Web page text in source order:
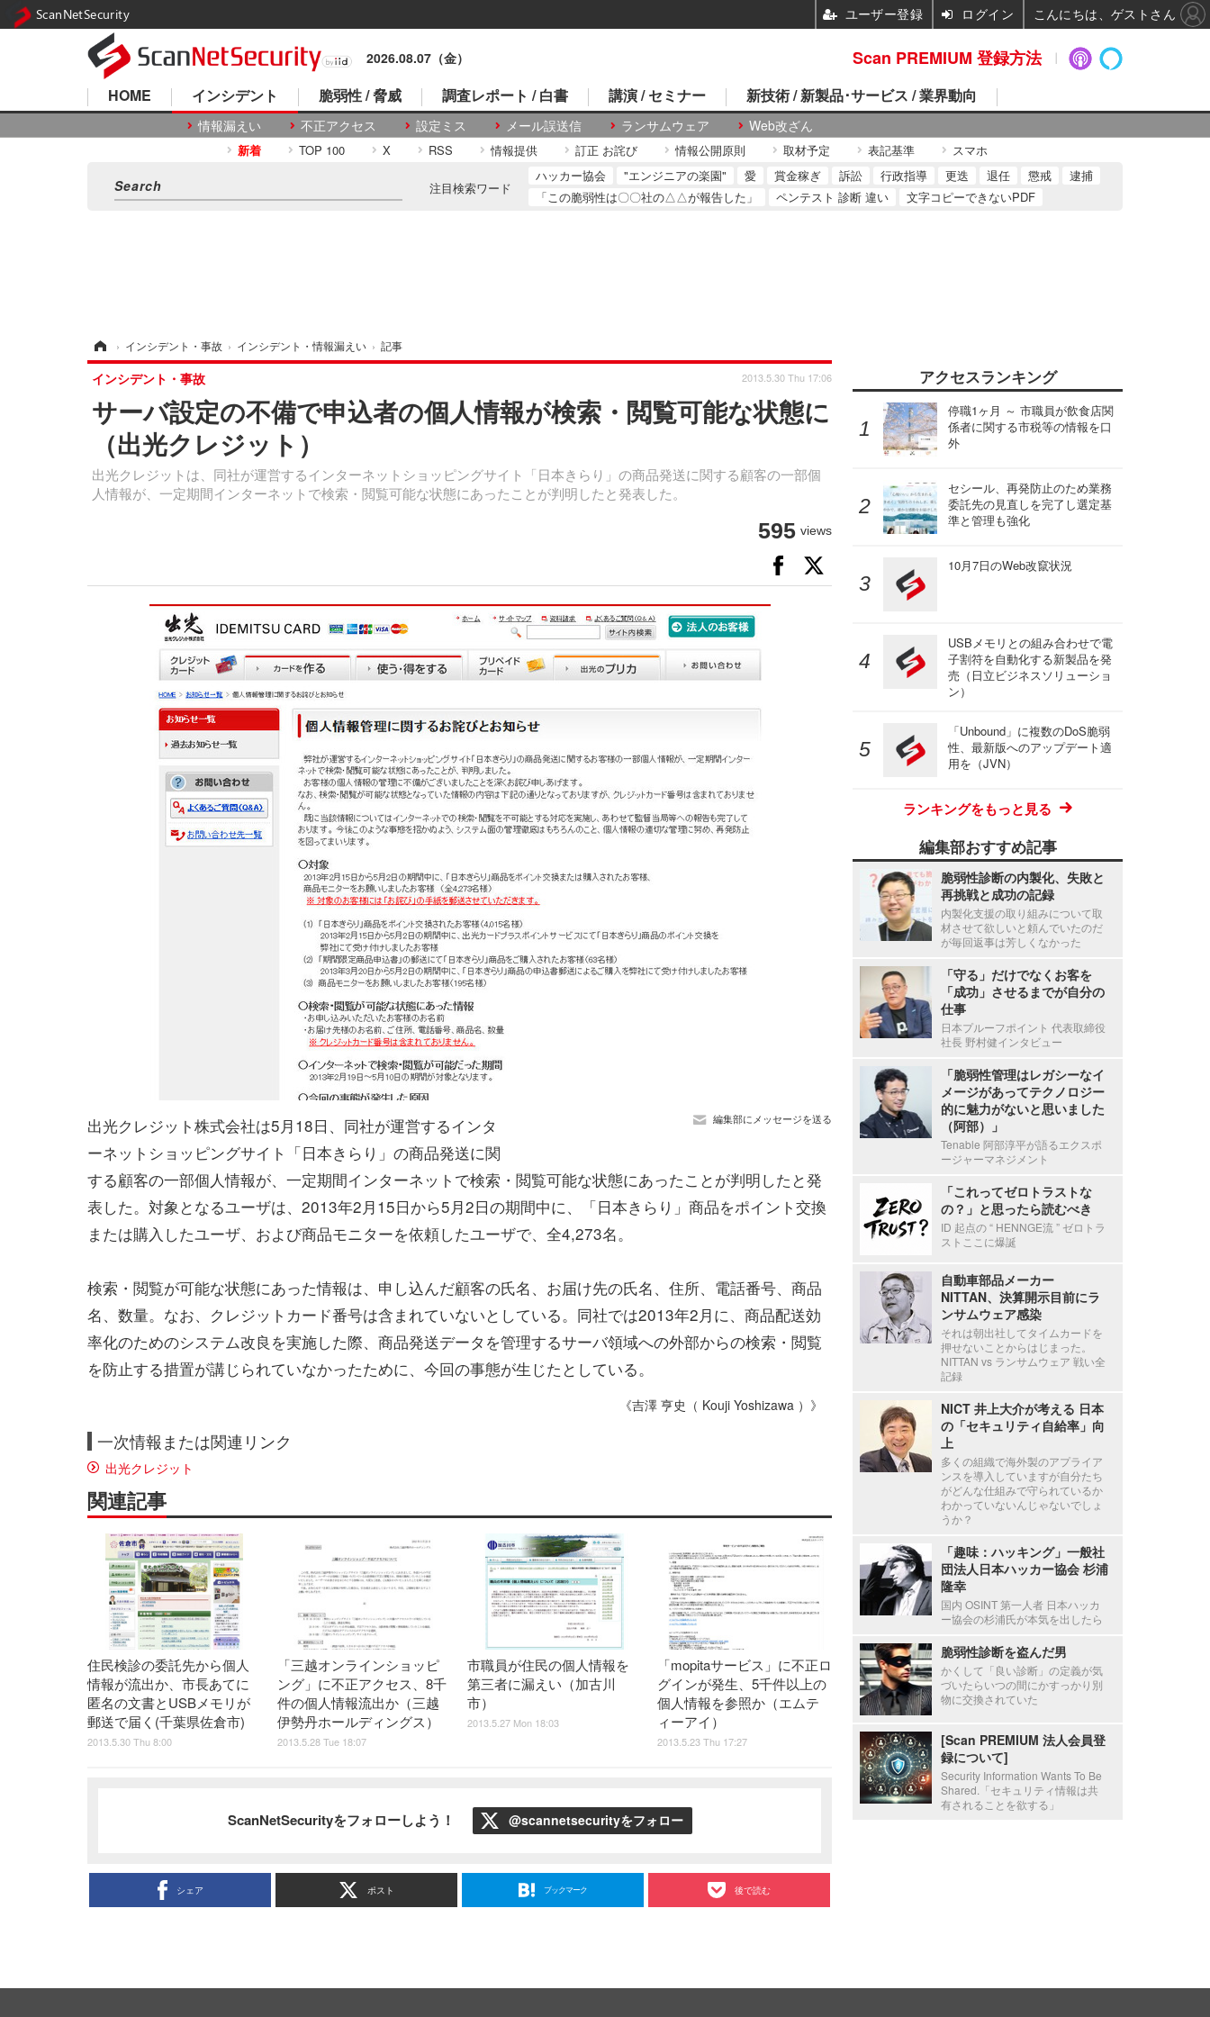
2026.08.07（金）
HOME インシデント
情報漏えい 不正アクセス 設定ミス メール誤送信 ランサムウェア Web改ざん
脆弱性 / 脅威 調査レポート / 白書 講演 / セミナー 新技術 / 新製品･サービス / 業界動向
新着 TOP 100 X RSS 情報提供 訂正 お詫び 情報公開原則 取材予定 表記基準 スマホ
注目検索ワード
ハッカー協会 "エンジニアの楽園" 愛 賞金稼ぎ 訴訟 行政指導 更迭 退任 懲戒
逮捕
「この脆弱性は〇〇社の△△が報告した」
ペンテスト 診断 違い 文字コピーできないPDF
› インシデント・事故 › インシデント・情報漏えい › 記事
サーバ設定の不備で申込者の個人情報が検索・閲覧可能な状態に
（出光クレジット）
出光クレジットは、同社が運営するインターネットショッピングサイト「日本きらり」の商品発送に関する顧客の一部個
人情報が、一定期間インターネットで検索・閲覧可能な状態にあったことが判明したと発表した。
インシデント・事故 2013.5.30 Thu 17:06
595 views
編集部にメッセージを送る
出光クレジット株式会社は5月18日、同社が運営するインタ
ーネットショッピングサイト「日本きらり」の商品発送に関
する顧客の一部個人情報が、一定期間インターネットで検索・閲覧可能な状態にあったことが判明したと発
表した。対象となるユーザは、2013年2月15日から5月2日の期間中に、「日本きらり」商品をポイント交換
または購入したユーザ、および商品モニターを依頼したユーザで、全4,273名。
検索・閲覧が可能な状態にあった情報は、申し込んだ顧客の氏名、お届け先の氏名、住所、電話番号、商品
名、数量。なお、クレジットカード番号は含まれていないとしている。同社では2013年2月に、商品配送効
率化のためのシステム改良を実施した際、商品発送データを管理するサーバ領域への外部からの検索・閲覧
を防止する措置が講じられていなかったために、今回の事態が生じたとしている。
《吉澤 亨史（ Kouji Yoshizawa ）》
一次情報または関連リンク
出光クレジット
関連記事
住民検診の委託先から個人
情報が流出か、市長あてに
匿名の文書とUSBメモリが
郵送で届く(千葉県佐倉市)
2013.5.30 Thu 8:00
「三越オンラインショッピ
ング」に不正アクセス、8千
件の個人情報流出か（三越
伊勢丹ホールディングス）
2013.5.28 Tue 18:07
市職員が住民の個人情報を
第三者に漏えい（加古川
市）
2013.5.27 Mon 18:03
「mopitaサービス」に不正ロ
グインが発生、5千件以上の
個人情報を参照か（エムテ
ィーアイ）
2013.5.23 Thu 17:27
ScanNetSecurityをフォローしよう！ @scannetsecurityをフォロー
シェア ポスト ブックマーク 後で読む
アクセスランキング
停職1ヶ月 ～ 市職員が飲食店関
係者に関する市税等の情報を口
外
セシール、再発防止のため業務
委託先の見直しを完了し選定基
準と管理も強化
10月7日のWeb改竄状況
USBメモリとの組み合わせで電
子割符を自動化する新製品を発
売（日立ビジネスソリューショ
ン）
「Unbound」に複数のDoS脆弱
性、最新版へのアップデート適
用を（JVN）
ランキングをもっと見る
編集部おすすめ記事
脆弱性診断の内製化、失敗と
再挑戦と成功の記録
内製化支援の取り組みについて取
材させて欲しいと頼んでいたのだ
が毎回返事は芳しくなかった
「守る」だけでなくお客を
「成功」させるまでが自分の
仕事
日本プルーフポイント 代表取締役
社長 野村健インタビュー
「脆弱性管理はレガシーなイ
メージがあってテクノロジー
的に魅力がないと思いました
（阿部）」
Tenable 阿部淳平が語るエクスポ
ージャーマネジメント
「これってゼロトラストな
の？」と思ったら読むべき
ID 起点の “ HENNGE流 ” ゼロトラ
ストここに爆誕
自動車部品メーカー
NITTAN、決算開示目前にラ
ンサムウェア感染
それは朝出社してタイムカードを
押せないことからはじまった。
NITTAN vs ランサムウェア 戦い全
記録
NICT 井上大介が考える 日本
の「セキュリティ自給率」向
上
多くの組織で海外製のアプライア
ンスを導入していますが自分たち
がどんな仕組みで守られているか
わかっていないんじゃないでしょ
うか？
「趣味：ハッキング」一般社
団法人日本ハッカー協会 杉浦
隆幸
国内 OSINT 第一人者 日本ハッカ
ー協会の杉浦氏が本気を出したら
脆弱性診断を盗んだ男
かくして「良い診断」の定義が気
づいたらいつの間にかすっかり別
物に交換されていた
[Scan PREMIUM 法人会員登
録について]
Security Information Wants To Be
Shared.「セキュリティ情報は共
有されることを欲する」
Scan PREMIUM 登録方法
ScanNetSecurity ユーザー登録 ログイン こんにちは、ゲストさん